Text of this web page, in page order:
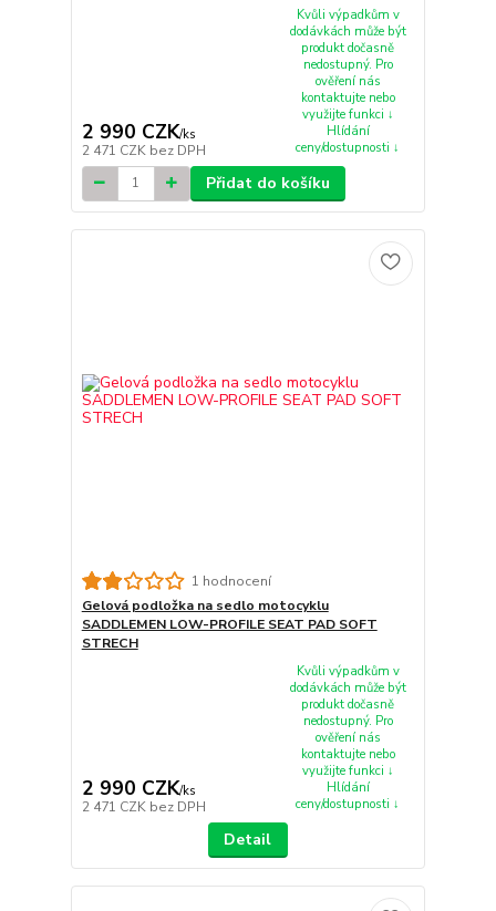
2 990 CZK/ks
2 471 CZK bez DPH
Kvůli výpadkům v
dodávkách může být
produkt dočasně
nedostupný. Pro
ověření nás
kontaktujte nebo
využijte funkci ↓
Hlídání
ceny/dostupnosti ↓
Přidat do košíku
1 hodnocení
Gelová podložka na sedlo motocyklu
SADDLEMEN LOW-PROFILE SEAT PAD SOFT
STRECH
2 990 CZK/ks
2 471 CZK bez DPH
Kvůli výpadkům v
dodávkách může být
produkt dočasně
nedostupný. Pro
ověření nás
kontaktujte nebo
využijte funkci ↓
Hlídání
ceny/dostupnosti ↓
Detail